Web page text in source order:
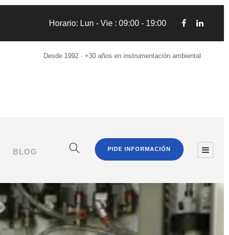
Horario: Lun - Vie : 09:00 - 19:00
Desde 1992 · +30 años en instrumentación ambiental
BLOG PIDE INFORMACIÓN